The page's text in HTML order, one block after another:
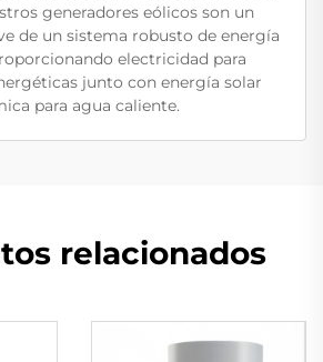
generadores eólicos son un
de un sistema robusto de energía
electricidad para
junto con energía solar
para agua caliente.
relacionados